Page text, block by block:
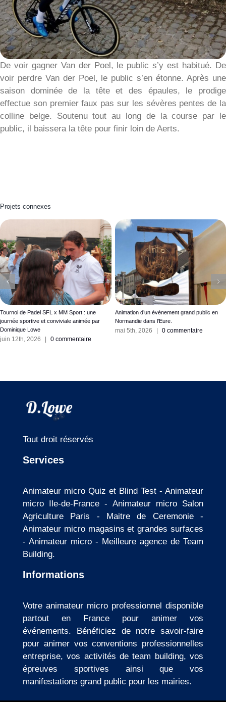
De voir gagner Van der Poel, le public s’y est habitué. De
voir perdre Van der Poel, le public s’en étonne. Après une
saison dominée de la tête et des épaules, le prodige
effectue son premier faux pas sur les sévères pentes de la
colline belge. Soutenu tout au long de la course par le
public, il baissera la tête pour finir loin de Aerts.
Projets connexes
Tournoi de Padel SFL x MM Sport : une
journée sportive et conviviale animée par
Dominique Lowe
juin 12th, 2026 0 commentaire
Animation d’un événement grand public en
Normandie dans l’Eure.
mai 5th, 2026 0 commentaire
Tout droit réservés
Services
Animateur micro Quiz et Blind Test - Animateur
micro Ile-de-France - Animateur micro Salon
Agriculture Paris
- Maitre de Ceremonie
-
Animateur micro magasins et grandes surfaces
- Animateur micro - Meilleure agence de Team
Building.
Informations
Votre animateur micro professionnel disponible
partout en France pour animer vos
événements. Bénéficiez de notre savoir-faire
pour animer vos conventions professionnelles
entreprise, vos activités de team building, vos
épreuves sportives ainsi que vos
manifestations grand public pour les mairies.